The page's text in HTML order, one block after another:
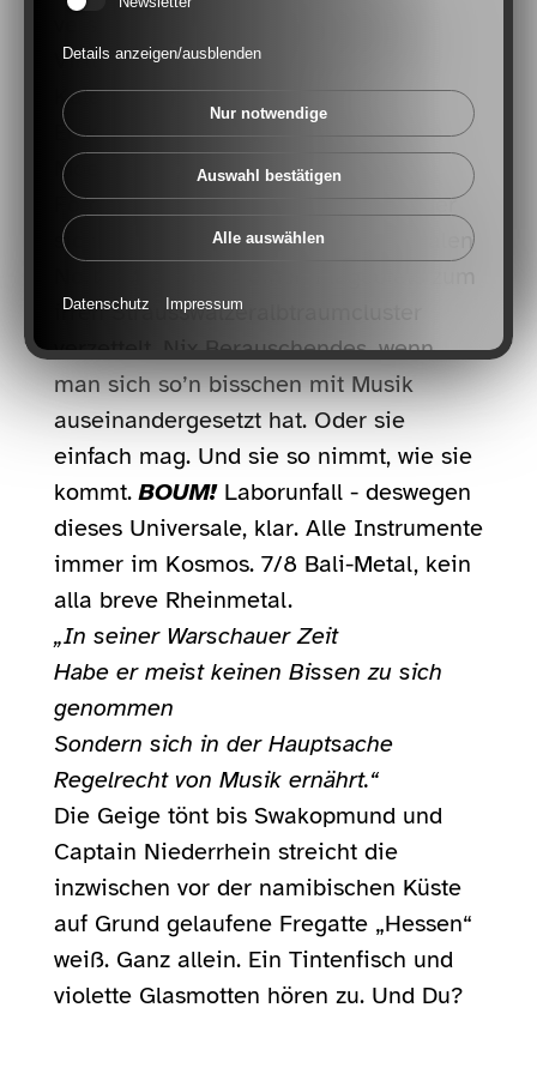
Virtuosolo. Strawinslich-Pookestrian
Kaleidokochfest. Redmond-
Elektroschrott-Artsongwriting unterm
Moersmond. Kita. Als es noch ums
Fördern ging. Mindestens ein 5/8, der
sich hinter terzparallelem mikrotonalen
irren Strausswalzeralbtraumcluster
verzettelt. Nix Berauschendes, wenn
man sich so’n bisschen mit Musik
auseinandergesetzt hat. Oder sie
einfach mag. Und sie so nimmt, wie sie
kommt.BOUM! Laborunfall - deswegen
dieses Universale, klar. Alle Instrumente
immer im Kosmos. 7/8 Bali-Metal, kein
alla breve Rheinmetal.
„In seiner Warschauer Zeit
Habe er meist keinen Bissen zu sich
genommen
Sondern sich in der Hauptsache
Regelrecht von Musik ernährt.“
Die Geige tönt bis Swakopmund und
Captain Niederrhein streicht die
inzwischen vor der namibischen Küste
auf Grund gelaufene Fregatte „Hessen“
weiß. Ganz allein. Ein Tintenfisch und
violette Glasmotten hören zu. Und Du?
Details anzeigen/ausblenden
Nur notwendige
Auswahl bestätigen
Alle auswählen
Datenschutz Impressum